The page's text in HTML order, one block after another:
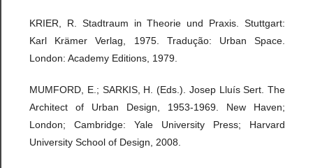
KRIER, R. Stadtraum in Theorie und Praxis. Stuttgart:
Karl Krämer Verlag, 1975. Tradução: Urban Space.
London: Academy Editions, 1979.
MUMFORD, E.; SARKIS, H. (Eds.). Josep Lluís Sert. The
Architect of Urban Design, 1953-1969. New Haven;
London; Cambridge: Yale University Press; Harvard
University School of Design, 2008.